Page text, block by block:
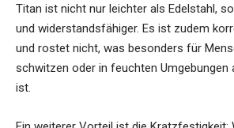
Titan ist nicht nur leichter als Edelstahl,
und widerstandsfähiger. Es ist zudem
und rostet nicht, was besonders für
schwitzen oder in feuchten Umgebungen
ist.